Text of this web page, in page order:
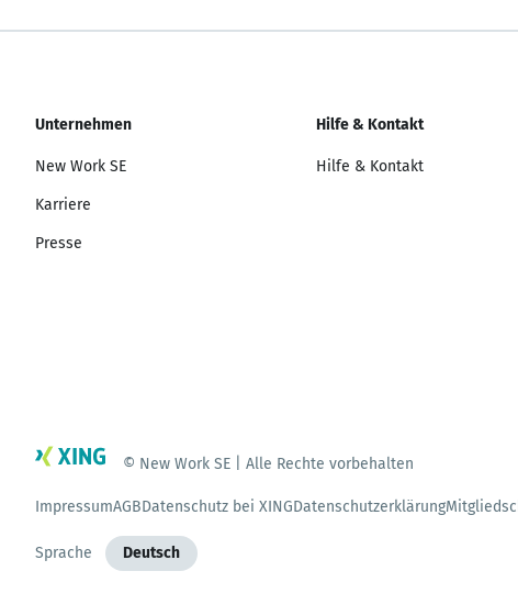
Unternehmen
New Work SE
Karriere
Presse
Hilfe & Kontakt
Hilfe & Kontakt
© New Work SE | Alle Rechte vorbehalten
ImpressumAGBDatenschutz bei XINGDatenschutzerklärung
Sprache Deutsch